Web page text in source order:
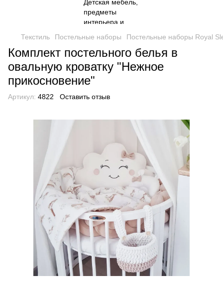
Текстиль Постельные наборы Постельные наборы Royal
Комплект постельного белья в
овальную кроватку "Нежное
прикосновение"
Артикул: 4822 Оставить отзыв